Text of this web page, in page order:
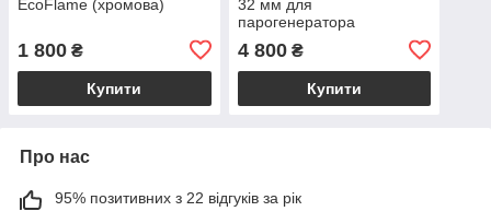
EcoFlame (хромова)
1 800 ₴
Купити
32 мм для
парогенератора
4 800₴
Купити
Про нас
95% позитивних з 22 відгуків за рік